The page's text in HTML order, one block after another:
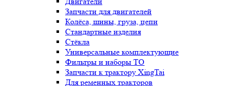
Запчасти для двигателей
Колёса, шины, груза, цепи
Стандартные изделия
Стёкла
Универсальные комплектующие
Фильтры и наборы ТО
Запчасти к трактору XingTai
Для ременных тракторов